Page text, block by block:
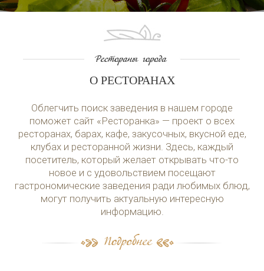
О РЕСТОРАНАХ
Облегчить поиск заведения в нашем городе
поможет сайт «Ресторанка» — проект о всех
ресторанах, барах, кафе, закусочных, вкусной еде,
клубах и ресторанной жизни. Здесь, каждый
посетитель, который желает открывать что-то
новое и с удовольствием посещают
гастрономические заведения ради любимых блюд,
могут получить актуальную интересную
информацию.